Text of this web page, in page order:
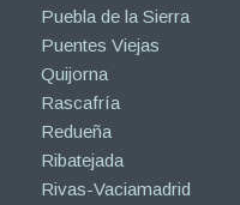
Puebla de la Sierra
Puentes Viejas
Quijorna
Rascafría
Redueña
Ribatejada
Rivas-Vaciamadrid